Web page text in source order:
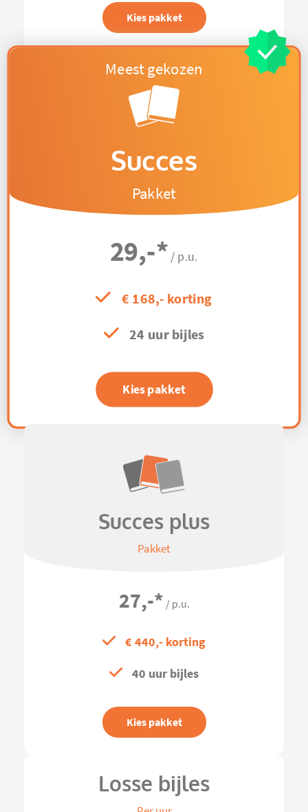
Kies pakket
Succes
Pakket
29,-* / p.u.
€ 168,- korting
24 uur bijles
Kies pakket
Succes plus
Pakket
27,-* / p.u.
€ 440,- korting
40 uur bijles
Kies pakket
Losse bijles